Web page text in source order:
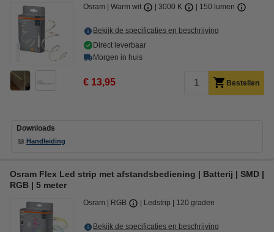
Osram Warm wit 3000 K 150 lumen
Bekijk de specificaties en beschrijving
Direct leverbaar
Morgen in huis
€ 13,95 Bestellen
Downloads
📖 Handleiding
Osram Flex Led strip met afstandsbediening | Batterij | SMD |
RGB | 5 meter
Osram RGB Ledstrip 120 graden
Bekijk de specificaties en beschrijving